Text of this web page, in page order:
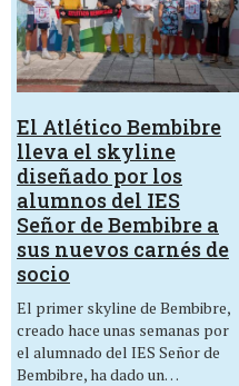
El Atlético Bembibre
lleva el skyline
diseñado por los
alumnos del IES
Señor de Bembibre a
sus nuevos carnés de
socio
El primer skyline de Bembibre,
creado hace unas semanas por
el alumnado del IES Señor de
Bembibre, ha dado un…